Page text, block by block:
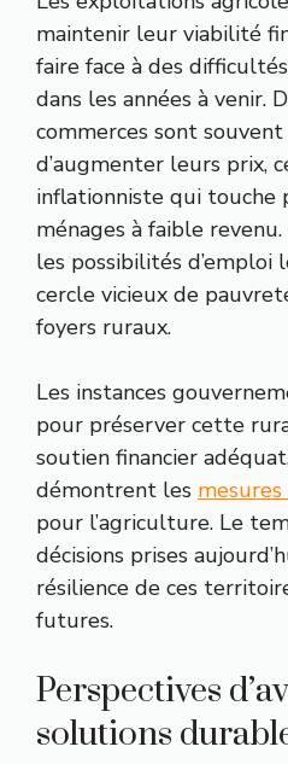
maintenir leur viabilité
faire face à des
dans les années à venir.
commerces sont
d’augmenter leurs prix,
inflationniste qui touche
ménages à faible
les possibilités d’emploi
cercle vicieux de
foyers ruraux.
Les instances
pour préserver cette
soutien financier
démontrent les
pour l’agriculture. Le
décisions prises
résilience de ces
futures.
Perspectives
solutions